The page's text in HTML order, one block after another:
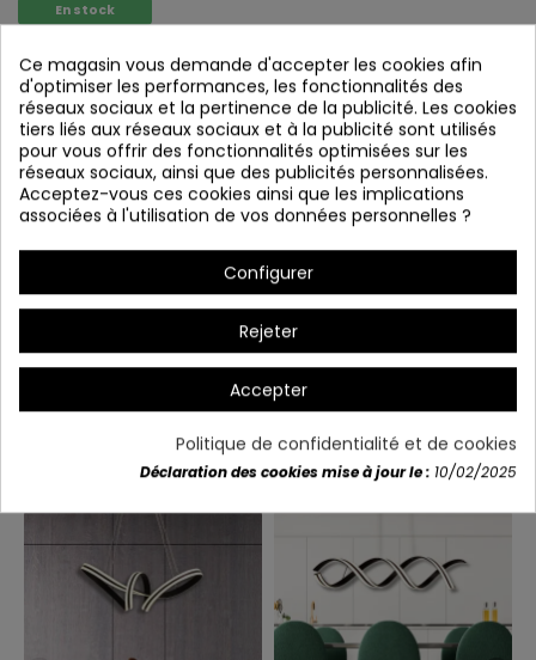
En stock
Lampadaire, acier.aluminium peint en noir.
Détails du produit
Vous aimerez aussi
Ce magasin vous demande d'accepter les cookies afin
d'optimiser les performances, les fonctionnalités des
réseaux sociaux et la pertinence de la publicité. Les cookies
tiers liés aux réseaux sociaux et à la publicité sont utilisés
pour vous offrir des fonctionnalités optimisées sur les
réseaux sociaux, ainsi que des publicités personnalisées.
Acceptez-vous ces cookies ainsi que les implications
associées à l'utilisation de vos données personnelles ?
Configurer
Rejeter
Accepter
Politique de confidentialité et de cookies
Déclaration des cookies mise à jour le : 10/02/2025